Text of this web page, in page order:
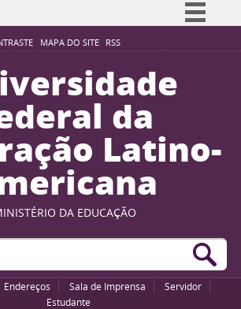
MAPA DO SITE RSS
Simplifique!
Participe
Acesso à informação
Legislação
Canais
da
Latino-
DA EDUCAÇÃO
Endereços Sala de Imprensa
Servidor
Estudante